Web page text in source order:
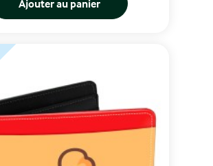
Ajouter au panier